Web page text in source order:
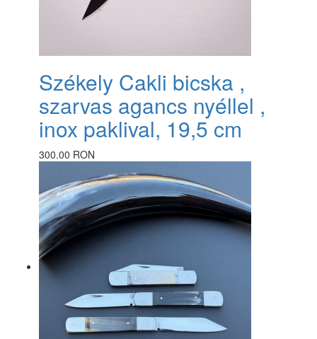
Székely Cakli bicska ,
szarvas agancs nyéllel ,
inox paklival, 19,5 cm
300.00 RON